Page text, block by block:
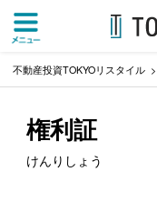
不動産投資TOKYOリスタイル
権利証
けんりしょう